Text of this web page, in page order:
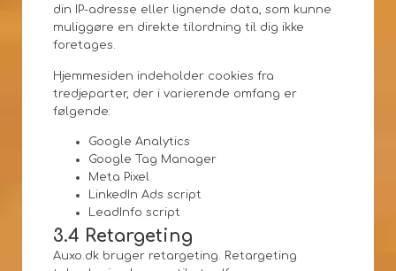
din IP-adresse eller lignende data, som kunne
muliggøre en direkte tilordning til dig ikke
foretages.
Hjemmesiden indeholder cookies fra
tredjeparter, der i varierende omfang er
følgende:
Google Analytics
Google Tag Manager
Meta Pixel
LinkedIn Ads script
LeadInfo script
3.4 Retargeting
Auxo.dk bruger retargeting. Retargeting